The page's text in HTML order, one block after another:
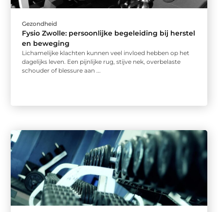
Gezondheid
Fysio Zwolle: persoonlijke begeleiding bij herstel
en beweging
Lichamelijke klachten kunnen veel invloed hebben op het
dagelijks leven. Een pijnlijke rug, stijve nek, overbelaste
schouder of blessure aan ...